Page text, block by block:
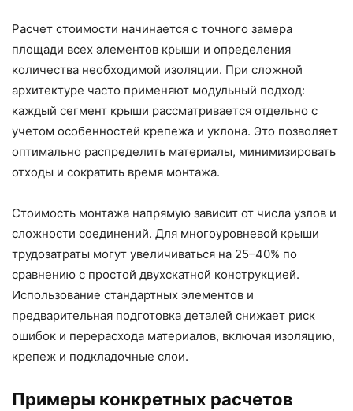
Расчет стоимости начинается с точного замера
площади всех элементов крыши и определения
количества необходимой изоляции. При сложной
архитектуре часто применяют модульный подход:
каждый сегмент крыши рассматривается отдельно с
учетом особенностей крепежа и уклона. Это позволяет
оптимально распределить материалы, минимизировать
отходы и сократить время монтажа.
Стоимость монтажа напрямую зависит от числа узлов и
сложности соединений. Для многоуровневой крыши
трудозатраты могут увеличиваться на 25–40% по
сравнению с простой двухскатной конструкцией.
Использование стандартных элементов и
предварительная подготовка деталей снижает риск
ошибок и перерасхода материалов, включая изоляцию,
крепеж и подкладочные слои.
Примеры конкретных расчетов